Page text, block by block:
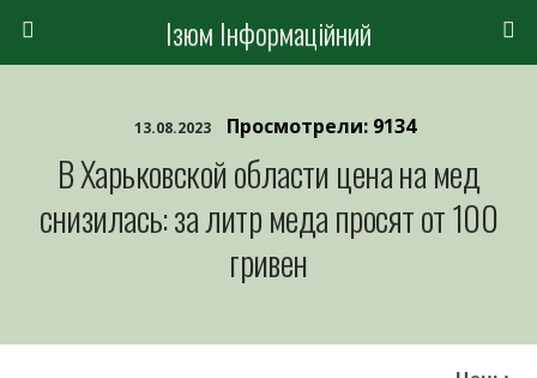
Ізюм Інформаційний
13.08.2023 Просмотрели: 9134
В Харьковской области цена на мед
снизилась: за литр меда просят от 100
гривен